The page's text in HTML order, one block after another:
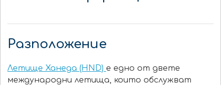
Разположение
Летище Ханеда (HND) е едно от двете
международни летища, които обслужват